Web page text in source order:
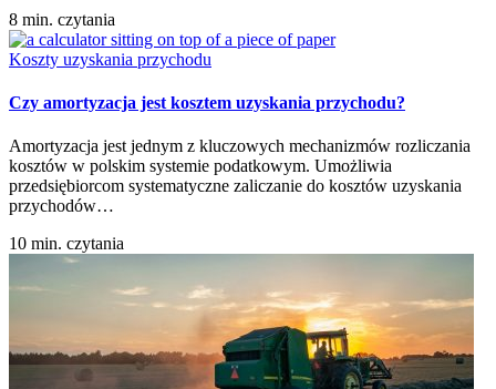
8 min. czytania
Koszty uzyskania przychodu
Czy amortyzacja jest kosztem uzyskania przychodu?
Amortyzacja jest jednym z kluczowych mechanizmów rozliczania
kosztów w polskim systemie podatkowym. Umożliwia
przedsiębiorcom systematyczne zaliczanie do kosztów uzyskania
przychodów…
10 min. czytania